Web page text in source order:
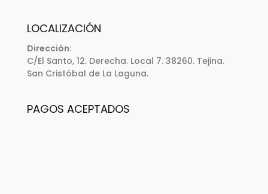
LOCALIZACIÓN
Dirección:
C/El Santo, 12. Derecha. Local 7. 38260. Tejina.
San Cristóbal de La Laguna.
PAGOS ACEPTADOS